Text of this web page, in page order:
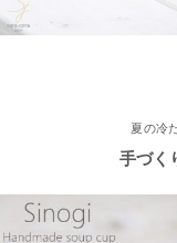
≪新着商品≫ 映える食
≪おすすめ≫春の陽気
2023/2/21
夏の冷
手づく